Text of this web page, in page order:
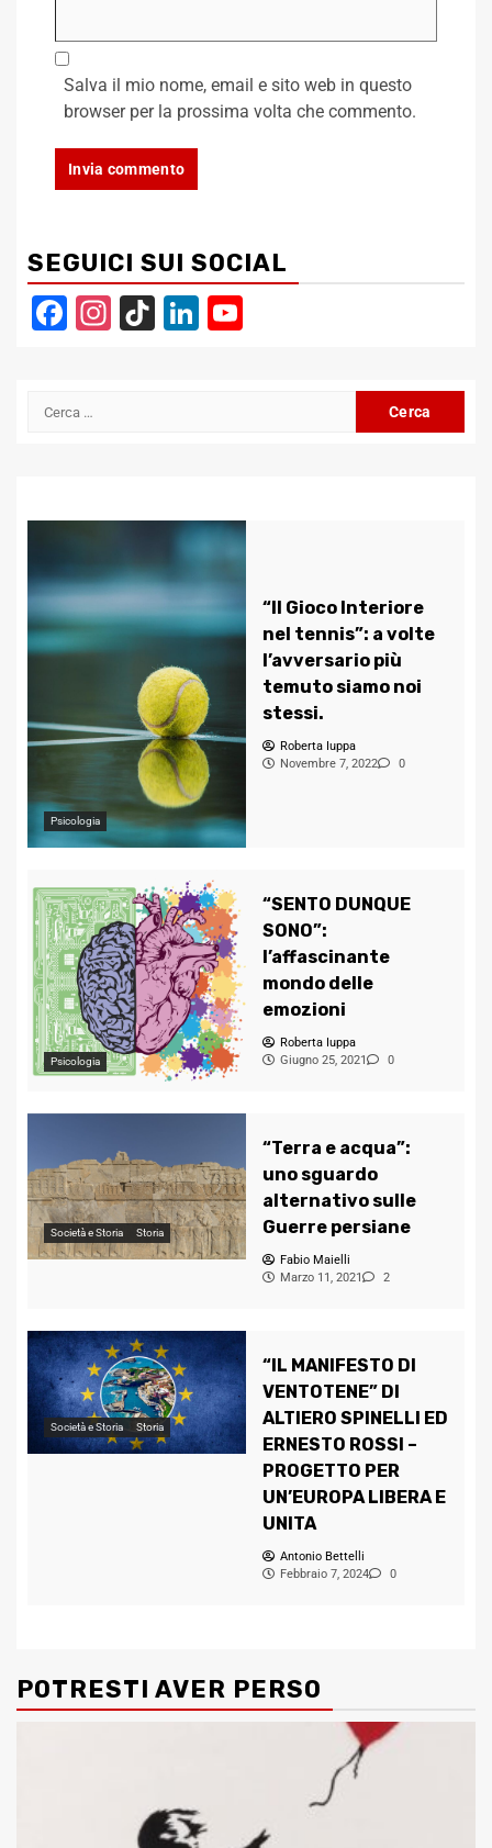
Salva il mio nome, email e sito web in questo
browser per la prossima volta che commento.
SEGUICI SUI SOCIAL
Facebook
Instagram
TikTokLinkedIn
Ricerca
Psicologia
“Il Gioco Interiore
nel tennis”: a volte
l’avversario più
temuto siamo noi
stessi.
Roberta Iuppa
Novembre 7, 2022
0
Psicologia
“SENTO DUNQUE
SONO”:
l’affascinante
mondo delle
emozioni
Roberta Iuppa
Giugno 25, 2021
0
Società e Storia Storia
“Terra e acqua”:
uno sguardo
alternativo sulle
Guerre persiane
Fabio Maielli
Marzo 11, 2021
2
Società e Storia Storia
“IL MANIFESTO DI
VENTOTENE” DI
ALTIERO SPINELLI ED
ERNESTO ROSSI –
PROGETTO PER
UN’EUROPA LIBERA E
UNITA
Antonio Bettelli
Febbraio 7, 2024
0
POTRESTI AVER PERSO